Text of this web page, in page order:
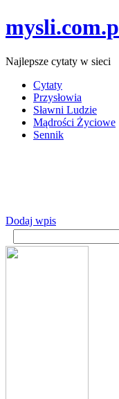
Najlepsze cytaty w sieci
Cytaty
Przysłowia
Sławni Ludzie
Mądrości Życiowe
Sennik
Dodaj wpis